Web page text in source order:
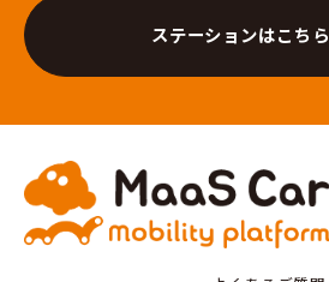
ステーションはこちら